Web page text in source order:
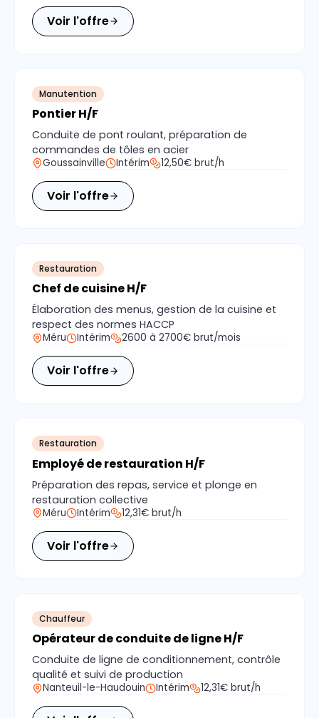
Voir l'offre
Manutention
Pontier H/F
Conduite de pont roulant, préparation de
commandes de tôles en acier
Goussainville Intérim 12,50€ brut/h
Voir l'offre
Restauration
Chef de cuisine H/F
Élaboration des menus, gestion de la cuisine et
respect des normes HACCP
Méru Intérim 2600 à 2700€ brut/mois
Voir l'offre
Restauration
Employé de restauration H/F
Préparation des repas, service et plonge en
restauration collective
Méru Intérim 12,31€ brut/h
Voir l'offre
Chauffeur
Opérateur de conduite de ligne H/F
Conduite de ligne de conditionnement, contrôle
qualité et suivi de production
Nanteuil-le-Haudouin Intérim 12,31€ brut/h